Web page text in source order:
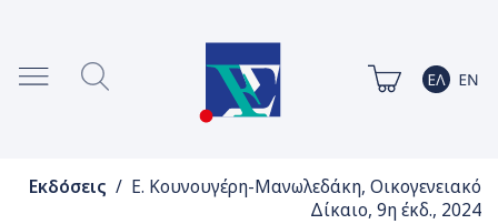
Εκδόσεις / Ε. Κουνουγέρη-Μανωλεδάκη, Οικογενειακό
Δίκαιο, 9η έκδ., 2024